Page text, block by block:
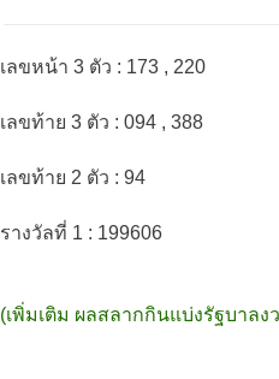
เลขหน้า 3 ตัว : 173 , 220
เลขท้าย 3 ตัว : 094 , 388
เลขท้าย 2 ตัว : 94
รางวัลที่ 1 : 199606
(เพิ่มเติม ผลสลากกินแบ่งรัฐบาล